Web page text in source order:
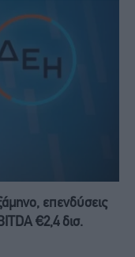
επενδύσεις
€2,4 δισ.